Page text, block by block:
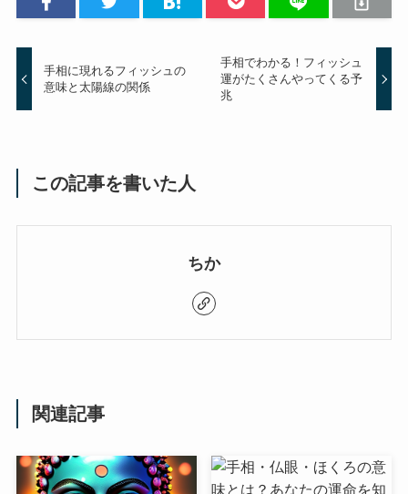
手相に現れるフィッシュの
意味と太陽線の関係
手相でわかる！フィッシュ
運がたくさんやってくる予
兆
この記事を書いた人
ちか
関連記事